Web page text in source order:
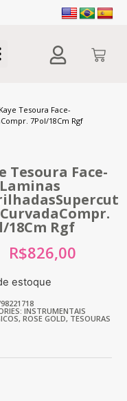
Tesoura Face-
7Pol/18Cm Rgf
Tesoura Face-
18Cm Rgf
R$826,00
estoque
INSTRUMENTAIS
, ROSE GOLD, TESOURAS